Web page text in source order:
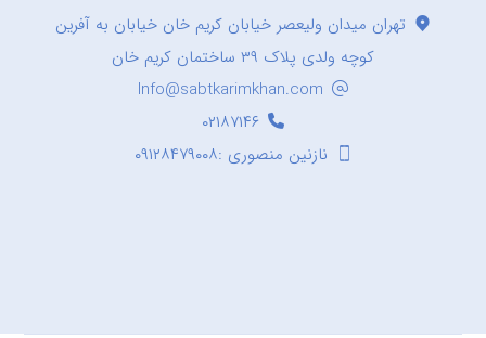
تهران میدان ولیعصر خیابان کریم خان خیابان به آفرین
کوچه ولدی پلاک ۳۹ ساختمان کریم خان
Info@sabtkarimkhan.com
۰۲۱۸۷۱۴۶
نازنین منصوری :۰۹۱۲۸۴۷۹۰۰۸